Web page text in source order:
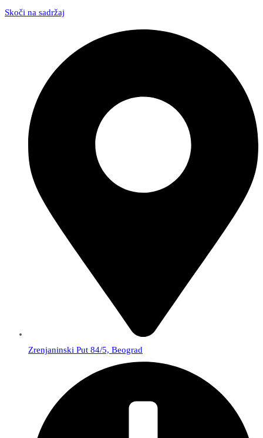
Skoči na sadržaj
Zrenjaninski Put 84/5, Beograd